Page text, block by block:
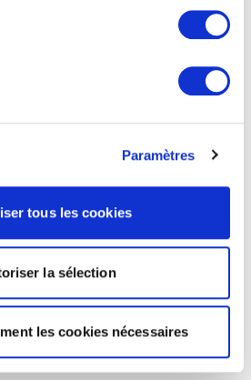
Paramètres
tous les cookies
la sélection
les cookies nécessaires